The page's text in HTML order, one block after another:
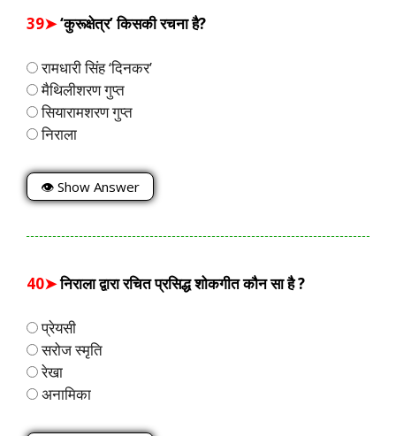
39➤‘कुरूक्षेत्र’ किसकी रचना है?
रामधारी सिंह ‘दिनकर’
मैथिलीशरण गुप्त
सियारामशरण गुप्त
निराला
👁 Show Answer
40➤निराला द्वारा रचित प्रसिद्ध शोकगीत कौन सा है ?
प्रेयसी
सरोज स्मृति
रेखा
अनामिका